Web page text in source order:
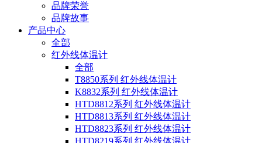
品牌荣誉
品牌故事
产品中心
全部
红外线体温计
全部
T8850系列 红外线体温计
K8832系列 红外线体温计
HTD8812系列 红外线体温计
HTD8813系列 红外线体温计
HTD8823系列 红外线体温计
HTD8219系列 红外线体温计